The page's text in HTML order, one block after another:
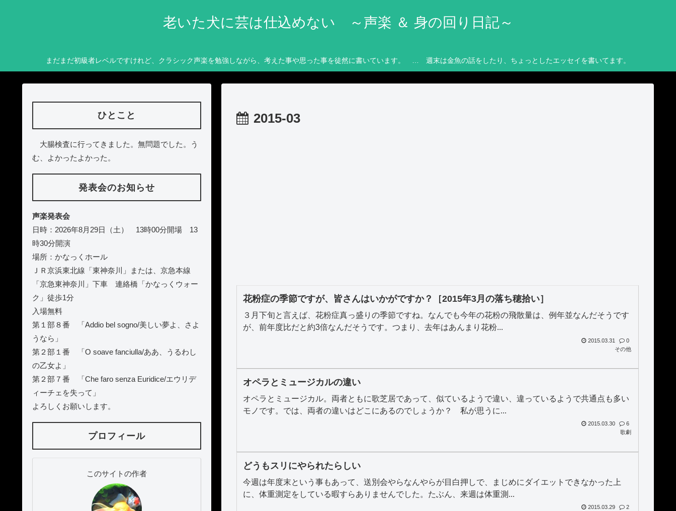
老いた犬に芸は仕込めない ～声楽 ＆ 身の回り日記～
まだまだ初級者レベルですけれど、クラシック声楽を勉強しながら、考えた事や思った事を徒然に書いています。 … 週末は金魚の話をしたり、ちょっとしたエッセイを書いてます。
2015-03
花粉症の季節ですが、皆さんはいかがですか？［2015年3月の落ち穂拾い］
３月下旬と言えば、花粉症真っ盛りの季節ですね。なんでも今年の花粉の飛散量は、例年並なんだそうです
が、前年度比だと約3倍なんだそうです。つまり、去年はあんまり花粉...
2015.03.31
0
その他
オペラとミュージカルの違い
オペラとミュージカル。両者ともに歌芝居であって、似ているようで違い、違っているようで共通点も多い
モノです。では、両者の違いはどこにあるのでしょうか？ 私が思うに...
2015.03.30
6
歌劇
どうもスリにやられたらしい
今週は年度末という事もあって、送別会やらなんやらが目白押しで、まじめにダイエットできなかった上
に、体重測定をしている暇すらありませんでした。たぶん、来週は体重測...
2015.03.29
2
ひとこと
大腸検査に行ってきました。無問題でした。う
む、よかったよかった。
発表会のお知らせ
声楽発表会
日時：2026年8月29日（土） 13時00分開場 13
時30分開演
場所：かなっくホール
ＪＲ京浜東北線「東神奈川」または、京急本線
「京急東神奈川」下車 連絡橋「かなっくウォー
ク」徒歩1分
入場無料
第１部８番 「Addio bel sogno/美しい夢よ、さよ
うなら」
第２部１番 「O soave fanciulla/ああ、うるわし
の乙女よ」
第２部７番 「Che faro senza Euridice/エウリデ
ィーチェを失って」
よろしくお願いします。
プロフィール
このサイトの作者